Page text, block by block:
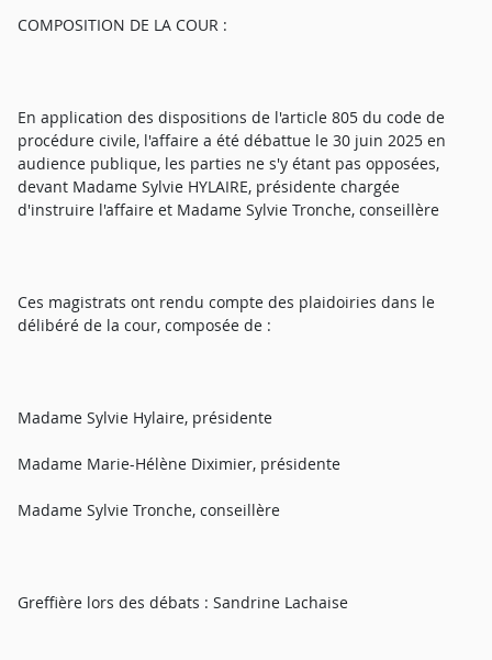
COMPOSITION DE LA COUR :
En application des dispositions de l'article 805 du code de
procédure civile, l'affaire a été débattue le 30 juin 2025 en
audience publique, les parties ne s'y étant pas opposées,
devant Madame Sylvie HYLAIRE, présidente chargée
d'instruire l'affaire et Madame Sylvie Tronche, conseillère
Ces magistrats ont rendu compte des plaidoiries dans le
délibéré de la cour, composée de :
Madame Sylvie Hylaire, présidente
Madame Marie-Hélène Diximier, présidente
Madame Sylvie Tronche, conseillère
Greffière lors des débats : Sandrine Lachaise